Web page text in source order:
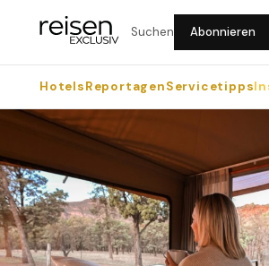
Suchen Abonnieren
HotelsReportagenServicetipps